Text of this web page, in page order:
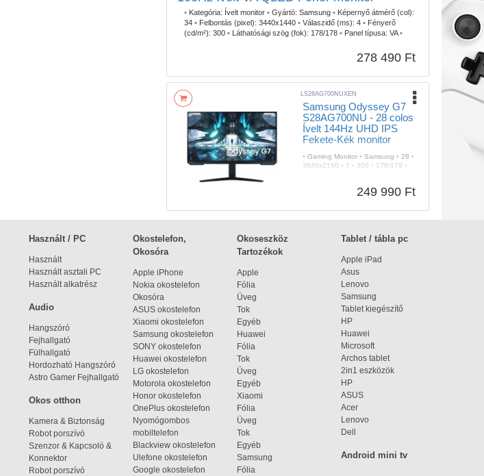
• Kategória: Ívelt monitor • Gyártó: Samsung • Képernyő átmérő (col):
34 • Felbontás (pixel): 3440x1440 • Válaszidő (ms): 4 • Fényerő
(cd/m²): 300 • Láthatósági szög (fok): 178/178 • Panel típusa: VA •
Képfrissítés (Hz):
278 490 Ft
LS28AG700NUXEN
Samsung Odyssey G7
S28AG700NU - 28 colos
Ívelt 144Hz UHD IPS
Fekete-Kék monitor
• Gaming Monitor • Samsung • 28 •
3840x2160 • 1 • 300 • 178/178 •
• 2 év
249 990 Ft
Használt / PC
Használt
Használt asztali PC
Használt alkatrész
Okostelefon,
Okosóra
Apple iPhone
Nokia okostelefon
Okosóra
ASUS okostelefon
Xiaomi okostelefon
Samsung okostelefon
SONY okostelefon
Huawei okostelefon
LG okostelefon
Motorola okostelefon
Honor okostelefon
OnePlus okostelefon
Nyomógombos
mobiltelefon
Blackview okostelefon
Ulefone okostelefon
Google okostelefon
Okoseszköz
Tartozékok
Apple
Fólia
Üveg
Tok
Egyéb
Huawei
Fólia
Tok
Üveg
Egyéb
Xiaomi
Fólia
Üveg
Tok
Egyéb
Samsung
Fólia
Tablet / tábla pc
Apple iPad
Asus
Lenovo
Samsung
Tablet kiegészítő
HP
Huawei
Microsoft
Archos tablet
2in1 eszközök
HP
ASUS
Acer
Lenovo
Dell
Audio
Hangszóró
Fejhallgató
Fülhallgató
Hordozható Hangszóró
Astro Gamer Fejhallgató
Okos otthon
Kamera & Biztonság
Robot porszívó
Szenzor & Kapcsoló &
Konnektor
Robot porszívó
Android mini tv